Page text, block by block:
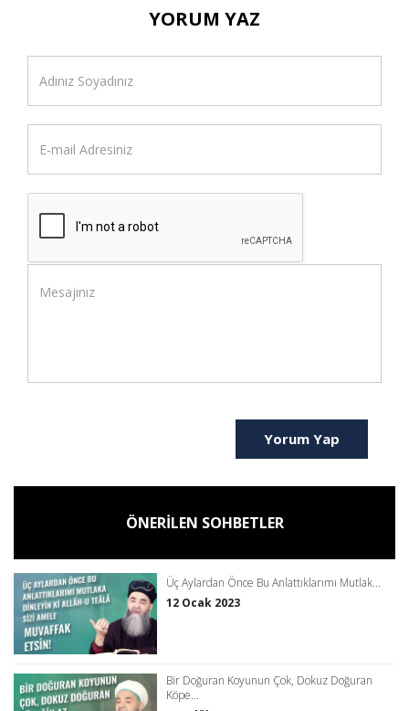
YORUM YAZ
Yorum Yap
ÖNERİLEN SOHBETLER
Üç Aylardan Önce Bu Anlattıklarımı Mutlak...
12 Ocak 2023
Bir Doğuran Koyunun Çok, Dokuz Doğuran
Köpe...